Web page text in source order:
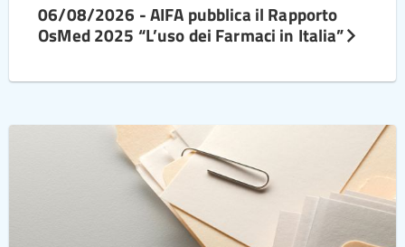
06/08/2026 - AIFA pubblica il Rapporto
OsMed 2025 “L’uso dei Farmaci in Italia”